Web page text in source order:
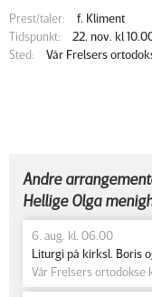
Prest/taler:
f. Kliment
Tidspunkt:
22. nov. kl
Sted:
Vår Frelsers
Andre
Hellige Olga
6. aug. kl. 06.00
Liturgi på kirksl. Boris
Vår Frelsers ortodokse